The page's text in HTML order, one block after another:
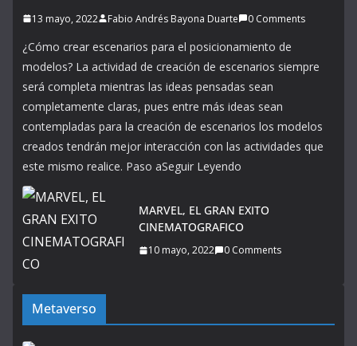
13 mayo, 2022 Fabio Andrés Bayona Duarte 0 Comments
¿Cómo crear escenarios para el posicionamiento de
modelos? La actividad de creación de escenarios siempre
será completa mientras las ideas pensadas sean
completamente claras, pues entre más ideas sean
contempladas para la creación de escenarios los modelos
creados tendrán mejor interacción con las actividades que
este mismo realice. Paso aSeguir Leyendo
MARVEL, EL GRAN EXITO
CINEMATOGRAFICO
10 mayo, 2022 0 Comments
Metaverso